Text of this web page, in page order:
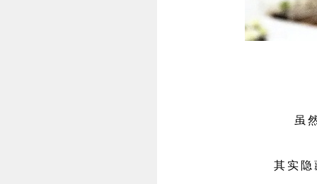
虽
其实